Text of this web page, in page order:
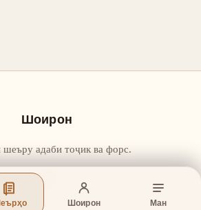
Шоирон Ман
Шоирон
шеъру адаби тоҷик ва форс.